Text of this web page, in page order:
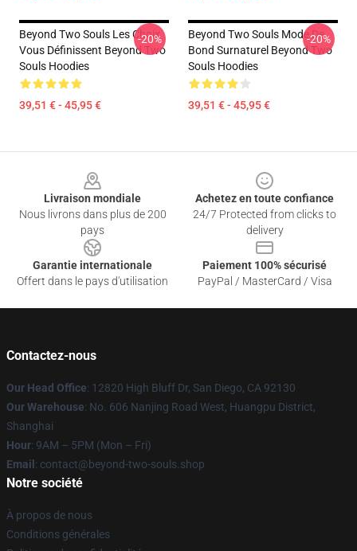
Beyond Two Souls Les Choix
Vous Définissent Beyond Two
Souls Hoodies
39,51 € - 45,95 €
-20%
Beyond Two Souls Mode De
Bond Surnaturel Beyond Two
Souls Hoodies
39,51 € - 45,95 €
-20%
Livraison mondiale
Nous livrons dans plus de 200
pays
Achetez en toute confiance
24/7 Protected from clicks to
delivery
Garantie internationale
Offert dans le pays d'utilisation
Paiement 100% sécurisé
PayPal / MasterCard / Visa
Contactez-nous
Our Head Office: 12820 High Bluff Dr, San Diego, CA 92130
Our Warehouse: No. 606 Nanjing Road West, Huangpu District,
Shanghai
Hour: 9AM – 5PM (Mon – Fri)
Email : contact@beyond-two-souls.shop
Notre société
À propos de nous
Conditions générales